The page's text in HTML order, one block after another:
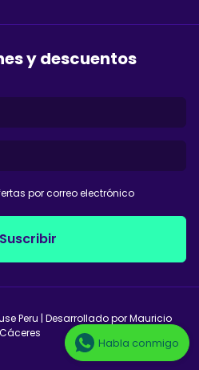
y descuentos
por correo electrónico
Suscribir
Peru | Desarrollado por Mauricio
Cáceres
Habla conmigo